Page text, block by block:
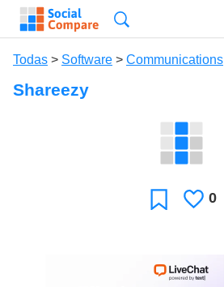
Todas > Software > Communications
Shareezy
Favoritos
Le
0